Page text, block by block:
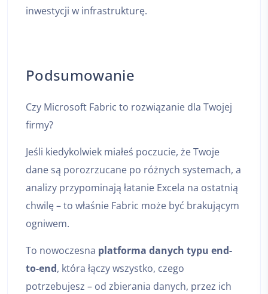
inwestycji w infrastrukturę.
Podsumowanie
Czy Microsoft Fabric to rozwiązanie dla Twojej
firmy?
Jeśli kiedykolwiek miałeś poczucie, że Twoje
dane są porozrzucane po różnych systemach, a
analizy przypominają łatanie Excela na ostatnią
chwilę – to właśnie Fabric może być brakującym
ogniwem.
To nowoczesna platforma danych typu end-
to-end, która łączy wszystko, czego
potrzebujesz – od zbierania danych, przez ich